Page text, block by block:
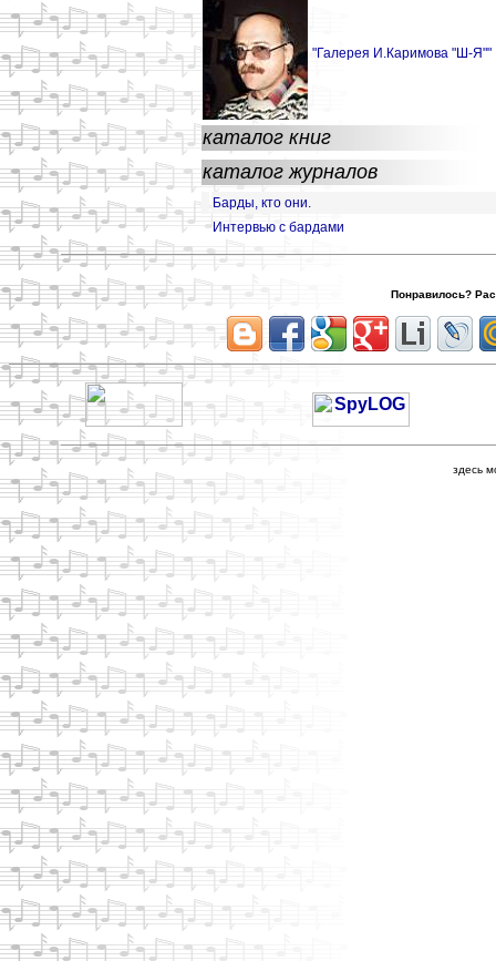
"Галерея И.Каримова "Ш-Я""
каталог книг
каталог журналов
Барды, кто они.
Интервью с бардами
Понравилось?
здесь